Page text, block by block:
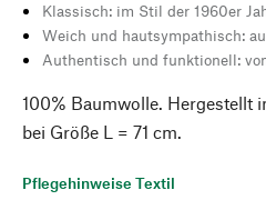
Klassisch: im Stil der 1960er
Weich und hautsympathisch:
Authentisch und funktionell:
100% Baumwolle. Hergestellt
bei Größe L = 71 cm.
Pflegehinweise Textil